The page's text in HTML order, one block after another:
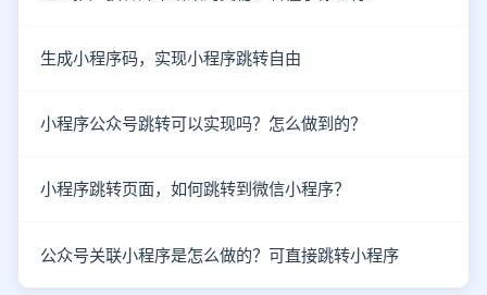
生成小程序码，实现小程序跳转自由
小程序公众号跳转可以实现吗？怎么做到的？
小程序跳转页面，如何跳转到微信小程序？
公众号关联小程序是怎么做的？可直接跳转小程序